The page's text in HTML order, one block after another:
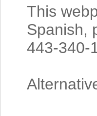
This
Spanish,
443-340-